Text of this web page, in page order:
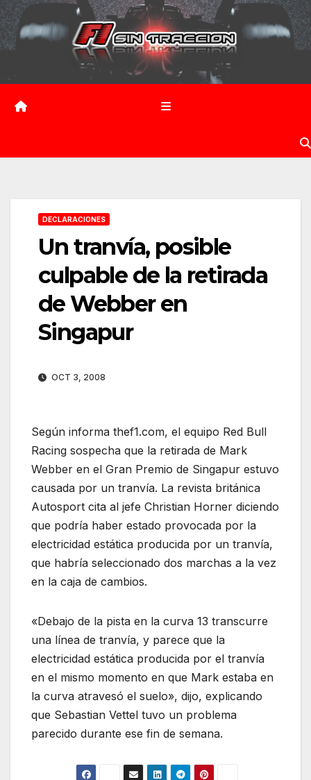
Saltar
contenido
DECLARACIONES
Un tranvía, posible
culpable de la retirada
de Webber en
Singapur
OCT 3, 2008
Según informa thef1.com, el equipo Red Bull
Racing sospecha que la retirada de Mark
Webber en el Gran Premio de Singapur estuvo
causada por un tranvía. La revista británica
Autosport cita al jefe Christian Horner diciendo
que podría haber estado provocada por la
electricidad estática producida por un tranvía,
que habría seleccionado dos marchas a la vez
en la caja de cambios.
«Debajo de la pista en la curva 13 transcurre
una línea de tranvía, y parece que la
electricidad estática producida por el tranvía
en el mismo momento en que Mark estaba en
la curva atravesó el suelo», dijo, explicando
que Sebastian Vettel tuvo un problema
parecido durante ese fin de semana.